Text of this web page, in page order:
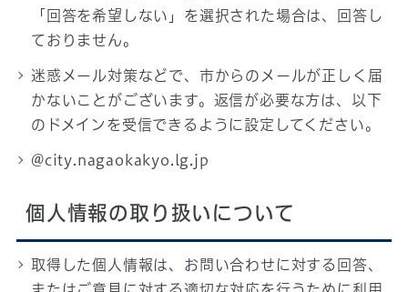
「回答を希望しない」を選択された場合は、回答し
ておりません。
迷惑メール対策などで、市からのメールが正しく届
かないことがございます。返信が必要な方は、以下
のドメインを受信できるように設定してください。
@city.nagaokakyo.lg.jp
個人情報の取り扱いについて
取得した個人情報は、お問い合わせに対する回答、